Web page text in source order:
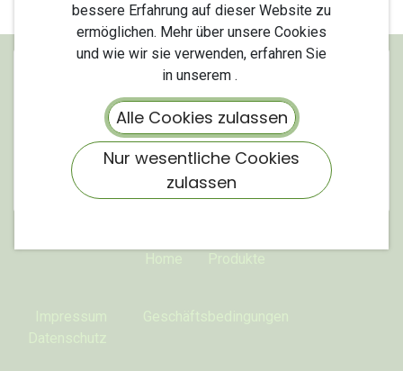
Home Produkte
bessere Erfahrung auf dieser Website zu
ermöglichen. Mehr über unsere Cookies
und wie wir sie verwenden, erfahren Sie
in unserem .
Alle Cookies zulassen
Nur wesentliche Cookies
zulassen